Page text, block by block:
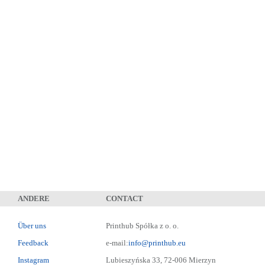
ANDERE
Über uns
Feedback
Instagram
CONTACT
Printhub Spółka z o. o.
e-mail:info@printhub.eu
Lubieszyńska 33, 72-006 Mierzyn